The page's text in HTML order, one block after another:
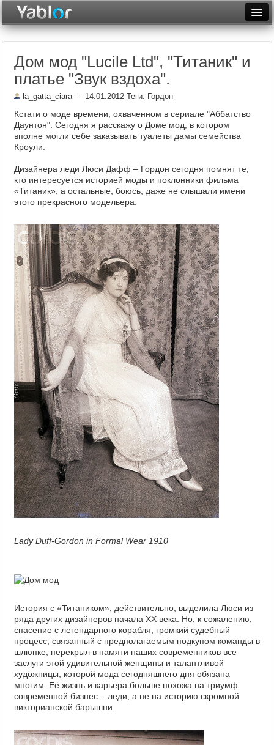
Неделя
Месяц
Архив
Видеотоп
Дом мод "Lucile Ltd", "Титаник" и
платье "Звук вздоха".
la_gatta_ciara— 14.01.2012 Теги: Гордон
Кстати о моде времени, охваченном в сериале "Аббатство
Даунтон". Сегодня я расскажу о Доме мод, в котором
вполне могли себе заказывать туалеты дамы семейства
Кроули.
Дизайнера леди Люси Дафф – Гордон сегодня помнят те,
кто интересуется историей моды и поклонники фильма
«Титаник», а остальные, боюсь, даже не слышали имени
этого прекрасного модельера.
Lady Duff-Gordon in Formal Wear 1910
История с «Титаником», действительно, выделила Люси из
ряда других дизайнеров начала ХХ века. Но, к сожалению,
спасение с легендарного корабля, громкий судебный
процесс, связанный с предполагаемым подкупом команды в
шлюпке, перекрыл в памяти наших современников все
заслуги этой удивительной женщины и талантливой
художницы, которой мода сегодняшнего дня обязана
многим. Её жизнь и карьера больше похожа на триумф
современной бизнес – леди, а не на историю скромной
викторианской барышни.